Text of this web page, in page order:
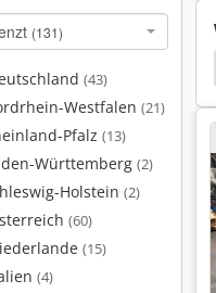
(131)
(43)
Westfalen (21)
Pfalz (13)
Württemberg (2)
Holstein (2)
(60)
(15)
(4)
Pp 30T X 2000 Mm